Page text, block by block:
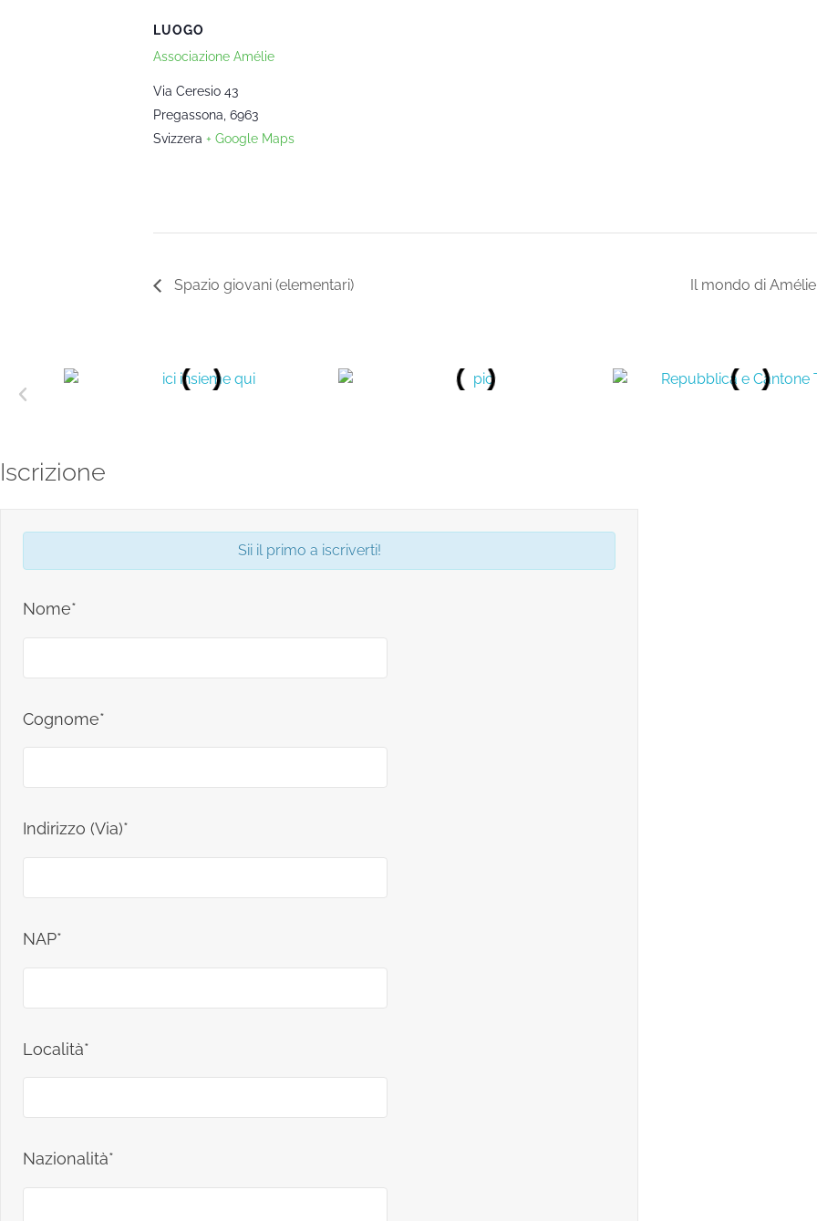
LUOGO
Associazione Amélie
Via Ceresio 43
Pregassona 6963
Svizzera + Google Maps
Spazio giovani (elementari) Il mondo di
Iscrizione
Sii il primo a iscriverti!
Nome*
Cognome*
Indirizzo (Via)*
NAP*
Località*
Nazionalità*